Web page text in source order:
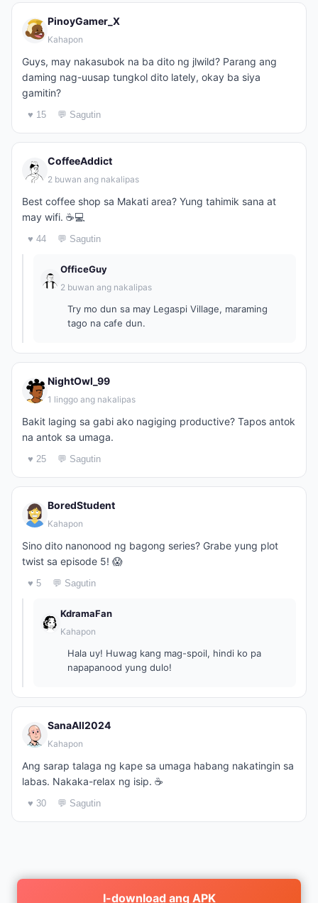
PinoyGamer_X
Kahapon
Guys, may nakasubok na ba dito ng jlwild? Parang ang
daming nag-uusap tungkol dito lately, okay ba siya
gamitin?
♥ 15 💬 Sagutin
CoffeeAddict
2 buwan ang nakalipas
Best coffee shop sa Makati area? Yung tahimik sana at
may wifi. ☕️💻
♥ 44 💬 Sagutin
OfficeGuy
2 buwan ang nakalipas
Try mo dun sa may Legaspi Village, maraming
tago na cafe dun.
NightOwl_99
1 linggo ang nakalipas
Bakit laging sa gabi ako nagiging productive? Tapos antok
na antok sa umaga.
♥ 25 💬 Sagutin
BoredStudent
Kahapon
Sino dito nanonood ng bagong series? Grabe yung plot
twist sa episode 5! 😱
♥ 5 💬 Sagutin
KdramaFan
Kahapon
Hala uy! Huwag kang mag-spoil, hindi ko pa
napapanood yung dulo!
SanaAll2024
Kahapon
Ang sarap talaga ng kape sa umaga habang nakatingin sa
labas. Nakaka-relax ng isip. ☕️
♥ 30 💬 Sagutin
I-download ang APK